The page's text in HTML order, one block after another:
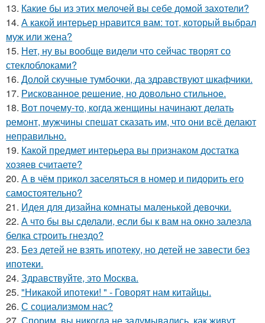
13. Какие бы из этих мелочей вы себе домой захотели?
14. А какой интерьер нравится вам: тот, который выбрал
муж или жена?
15. Нет, ну вы вообще видели что сейчас творят со
стеклоблоками?
16. Долой скучные тумбочки, да здравствуют шкафчики.
17. Рискованное решение, но довольно стильное.
18. Вот почему-то, когда женщины начинают делать
ремонт, мужчины спешат сказать им, что они всё делают
неправильно.
19. Какой предмет интерьера вы признаком достатка
хозяев считаете?
20. А в чём прикол заселяться в номер и пидорить его
самостоятельно?
21. Идея для дизайна комнаты маленькой девочки.
22. А что бы вы сделали, если бы к вам на окно залезла
белка строить гнездо?
23. Без детей не взять ипотеку, но детей не завести без
ипотеки.
24. Здравствуйте, это Москва.
25. "Никакой ипотеки! " - Говорят нам китайцы.
26. С социализмом нас?
27. Спорим, вы никогда не задумывались, как живут